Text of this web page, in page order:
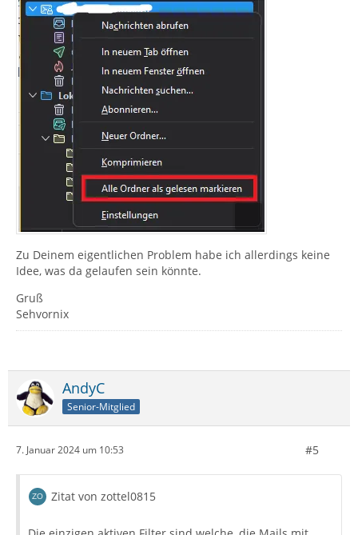
Zu Deinem eigentlichen Problem habe ich allerdings keine
Idee, was da gelaufen sein könnte.
Gruß
Sehvornix
AndyC
Senior-Mitglied
7. Januar 2024 um 10:53 #5
Zitat von zottel0815